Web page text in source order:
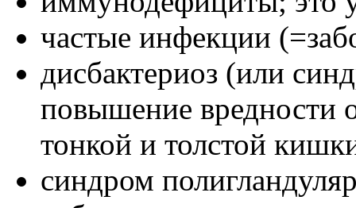
частые инфекции
дисбактериоз (или
повышение вредности
тонкой и толстой
синдром